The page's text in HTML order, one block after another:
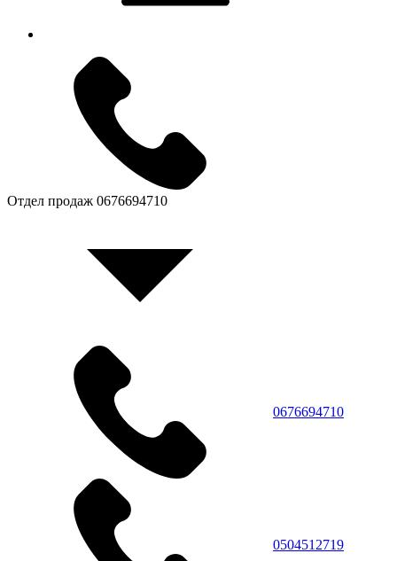
Отдел продаж 0676694710
0676694710
0504512719